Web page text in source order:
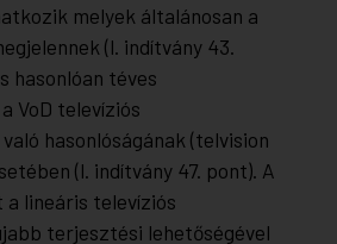
melyek általánosan a
(l. indítvány 43.
hasonlóan téves
VoD televíziós
hasonlóságának (telvision
(l. indítvány 47. pont). A
lineáris televíziós
terjesztési lehetőségével